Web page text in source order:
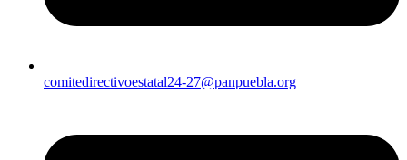
comitedirectivoestatal24-27@panpuebla.org